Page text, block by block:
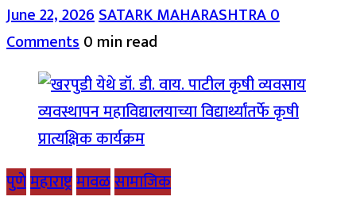
June 22, 2026SATARK MAHARASHTRA0
Comments0 min read
पुणेमहाराष्ट्रमावळसामाजिक